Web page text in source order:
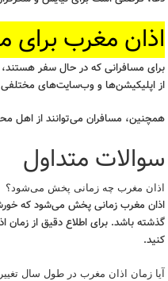
اذان مغرب برای
برای مسافرانی که در حال سفر
از اپلیکیشن‌ها و وب‌سایت‌های
همچنین، مسافران می‌توانند از اهل محل
سوالات متداول
اذان مغرب چه زمانی پخش می‌شود؟
اذان مغرب زمانی پخش می‌شود که
گذشته باشد. برای اطلاع دقیق از
کنید.
آیا زمان اذان مغرب در طول سال